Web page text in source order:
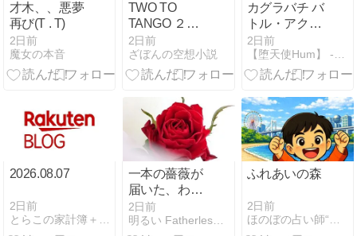
才木、、悪夢
再び(T . T)
2日前
魔女の本音
TWO TO
TANGO ２４
９ 和７８
2日前
ざぼんの空想小説
カグラバチ バ
トル・アクシ
ョンカグラバ
チ2026年9月
2日前
2026.08.07
2日前
一本の薔薇が
届いた、わか
りやすく夏バ
テです
2日前
明るい Fatherless Family
ふれあいの森
2日前